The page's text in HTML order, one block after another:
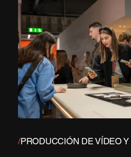
/PRODUCCIÓN DE VÍDEO